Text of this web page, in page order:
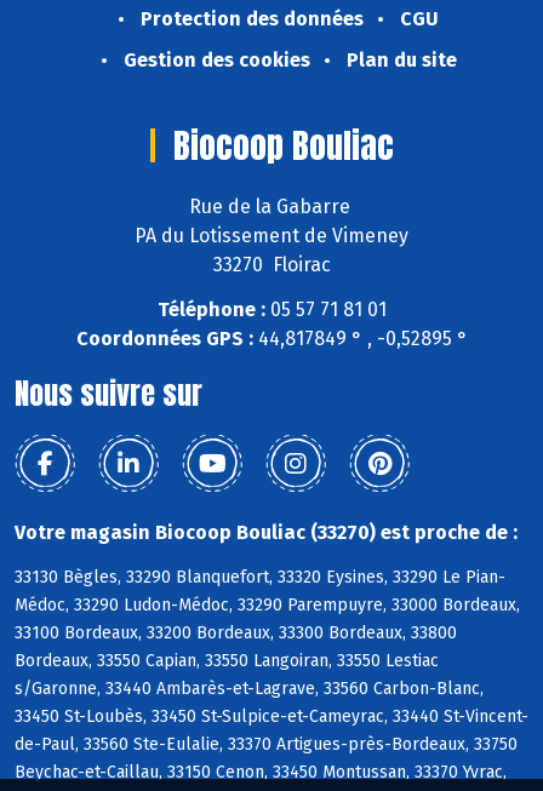
Protection des données
CGU
Gestion des cookies
Plan du site
Biocoop Bouliac
Rue de la Gabarre
PA du Lotissement de Vimeney
33270 Floirac
Téléphone :05 57 71 81 01
Coordonnées GPS :44,817849 ° , -0,52895 °
Nous suivre sur
Votre magasin Biocoop Bouliac (33270) est proche de :
33130 Bègles, 33290 Blanquefort, 33320 Eysines, 33290 Le Pian-
Médoc, 33290 Ludon-Médoc, 33290 Parempuyre, 33000 Bordeaux,
33100 Bordeaux, 33200 Bordeaux, 33300 Bordeaux, 33800
Bordeaux, 33550 Capian, 33550 Langoiran, 33550 Lestiac
s/Garonne, 33440 Ambarès-et-Lagrave, 33560 Carbon-Blanc,
33450 St-Loubès, 33450 St-Sulpice-et-Cameyrac, 33440 St-Vincent-
de-Paul, 33560 Ste-Eulalie, 33370 Artigues-près-Bordeaux, 33750
Beychac-et-Caillau, 33150 Cenon, 33450 Montussan, 33370 Yvrac,